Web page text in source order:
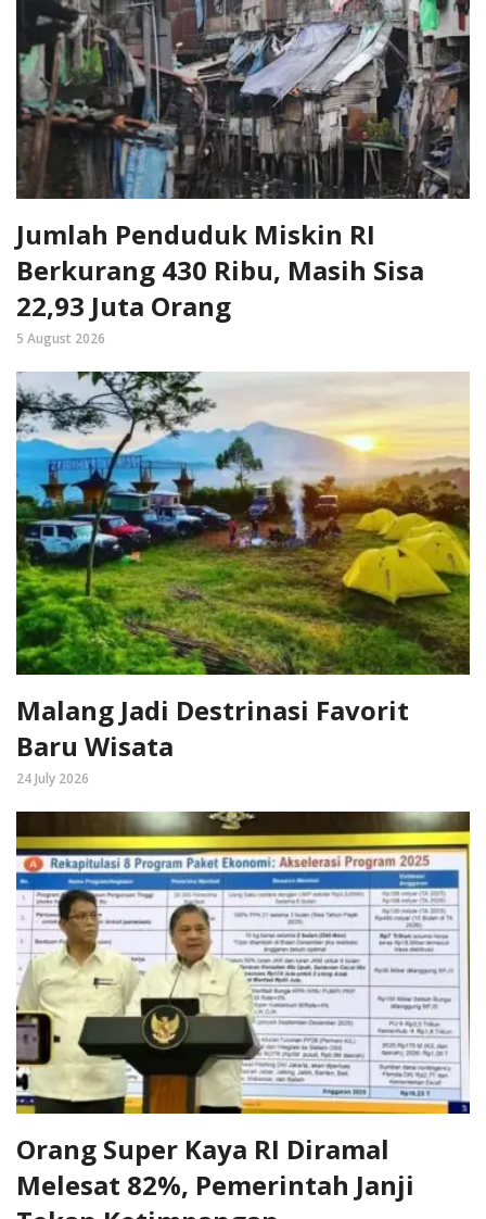
Jumlah Penduduk Miskin RI
Berkurang 430 Ribu, Masih Sisa
22,93 Juta Orang
5 August 2026
Malang Jadi Destrinasi Favorit
Baru Wisata
24 July 2026
Orang Super Kaya RI Diramal
Melesat 82%, Pemerintah Janji